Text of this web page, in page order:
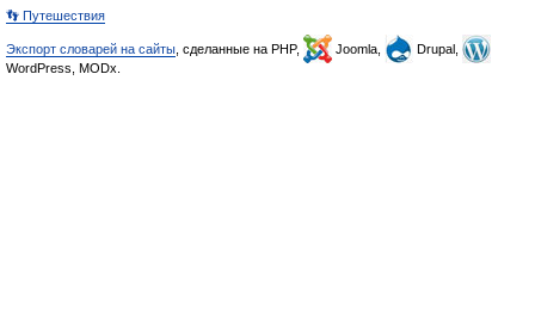
👣 Путешествия
Экспорт словарей на сайты , сделанные на PHP, Joomla,
Drupal,
WordPress, MODx.